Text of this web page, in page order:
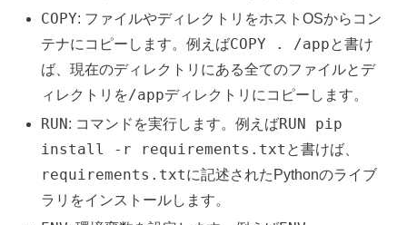
COPY: ファイルやディレクトリをホストOSからコン
テナにコピーします。例えばCOPY . /appと書け
ば、現在のディレクトリにある全てのファイルとデ
ィレクトリを/appディレクトリにコピーします。
RUN: コマンドを実行します。例えばRUN pip
install -r requirements.txt と書けば、
requirements.txtに記述されたPythonのライブ
ラリをインストールします。